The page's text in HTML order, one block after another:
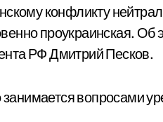
конфликту
проукраинская. Об
РФ Дмитрий Песков.
вопросами